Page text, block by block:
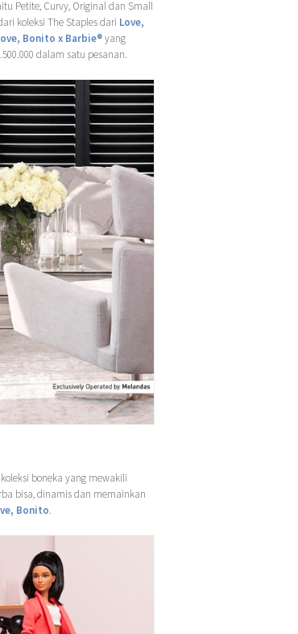
Petite, Curvy, Original dan Small
koleksi The Staples dari Love,
Bonito x Barbie®yang
dalam satu pesanan.
boneka yang mewakili
bisa, dinamis dan memainkan
Bonito.